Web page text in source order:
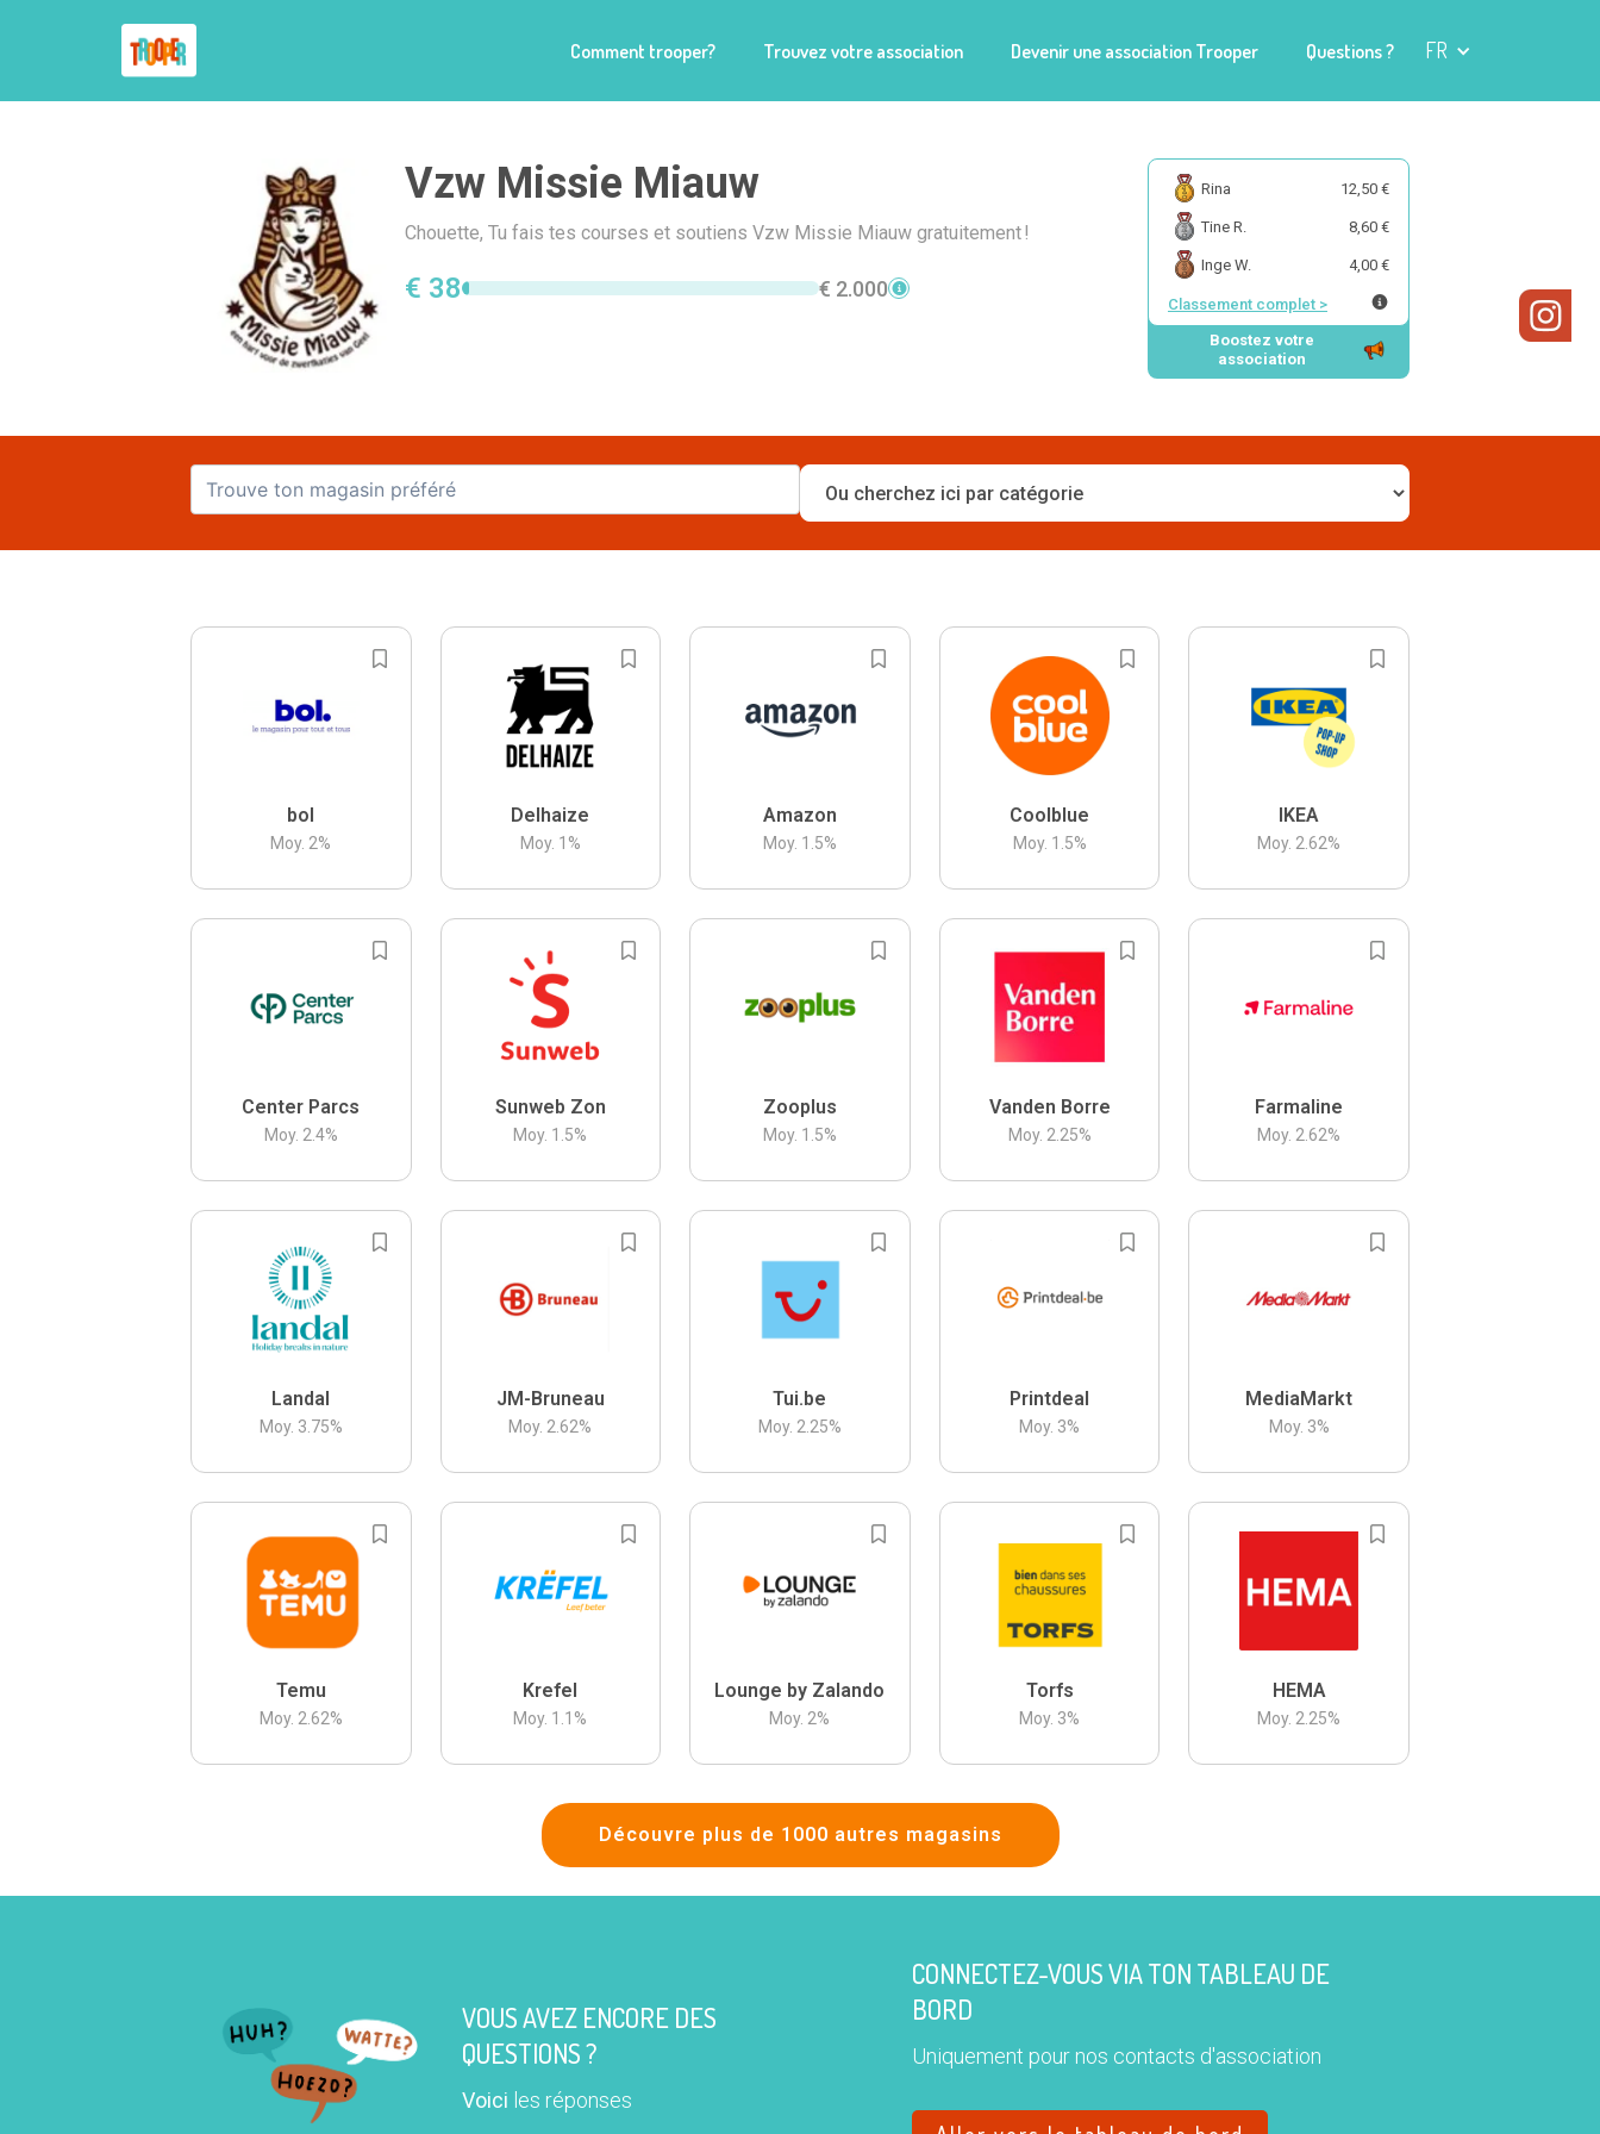
Comment trooper? Trouvez votre association Devenir une association Trooper Questions ? FR
Vzw Missie Miauw
Chouette, Tu fais tes courses et soutiens Vzw Missie Miauw gratuitement !
€ 38 € 2.000
Rina 12,50 €
Tine R. 8,60 €
Inge W. 4,00 €
Classement complet >
Boostez votre
association
bol
Moy. 2%
Delhaize
Moy. 1 %
Amazon
Moy. 1.5%
Coolblue
Moy. 1.5%
IKEA
Moy. 2.62%
Center Parcs
Moy. 2.4%
Sunweb Zon
Moy. 1.5%
Zooplus
Moy. 1.5%
Vanden Borre
Moy. 2.25%
Farmaline
Moy. 2.62%
Landal
Moy. 3.75%
JM-Bruneau
Moy. 2.62%
Tui.be
Moy. 2.25%
Printdeal
Moy. 3%
MediaMarkt
Moy. 3%
Temu
Moy. 2.62%
Krefel
Moy. 1.1 %
Lounge by Zalando
Moy. 2%
Torfs
Moy. 3%
HEMA
Moy. 2.25%
Découvre plus de 1000 autres magasins
VOUS AVEZ ENCORE DES
QUESTIONS ?
Voici les réponses
CONNECTEZ-VOUS VIA TON TABLEAU DE
BORD
Uniquement pour nos contacts d'association